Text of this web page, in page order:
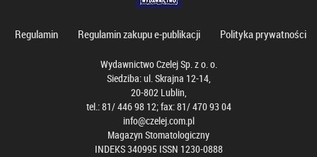
Regulamin Regulamin zakupu e-publikacji Polityka prywatności
Wydawnictwo Czelej Sp. z o. o.
Siedziba: ul. Skrajna 12-14,
20-802 Lublin,
tel.: 81/ 446 98 12; fax: 81/ 470 93 04
info@czelej.com.pl
Magazyn Stomatologiczny
INDEKS 340995 ISSN 1230-0888